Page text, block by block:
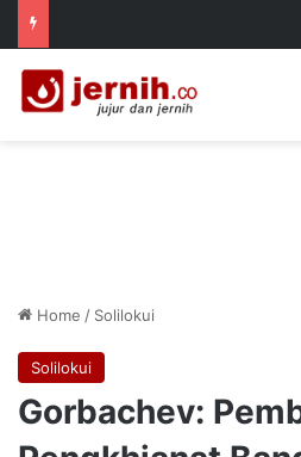
Home / Solilokui
Solilokui
Gorbachev: